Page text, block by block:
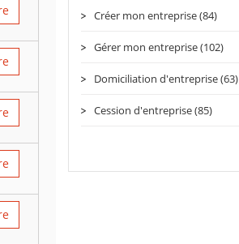
Créer mon entreprise (84)
Gérer mon entreprise (102)
Domiciliation d'entreprise (63)
Cession d'entreprise (85)